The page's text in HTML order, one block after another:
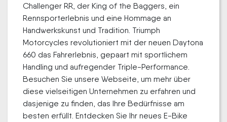
Challenger RR, der King of the Baggers, ein
Rennsporterlebnis und eine Hommage an
Handwerkskunst und Tradition. Triumph
Motorcycles revolutioniert mit der neuen Daytona
660 das Fahrerlebnis, gepaart mit sportlichem
Handling und aufregender Triple-Performance.
Besuchen Sie unsere Webseite, um mehr über
diese vielseitigen Unternehmen zu erfahren und
dasjenige zu finden, das Ihre Bedürfnisse am
besten erfüllt. Entdecken Sie Ihr neues E-Bike